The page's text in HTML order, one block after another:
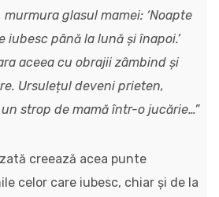
glasul mamei: ‘Noapte
iubesc până la lună și înapoi.’
aceea cu obrajii zâmbind și
Ursulețul deveni prieten,
strop de mamă într-o jucărie…”
creează acea punte
celor care iubesc, chiar și de la